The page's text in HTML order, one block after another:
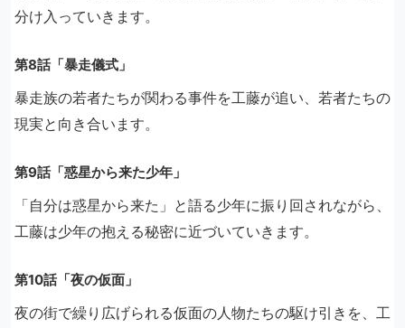
分け入っていきます。
第8話「暴走儀式」
暴走族の若者たちが関わる事件を工藤が追い、若者たちの
現実と向き合います。
第9話「惑星から来た少年」
「自分は惑星から来た」と語る少年に振り回されながら、
工藤は少年の抱える秘密に近づいていきます。
第10話「夜の仮面」
夜の街で繰り広げられる仮面の人物たちの駆け引きを、工